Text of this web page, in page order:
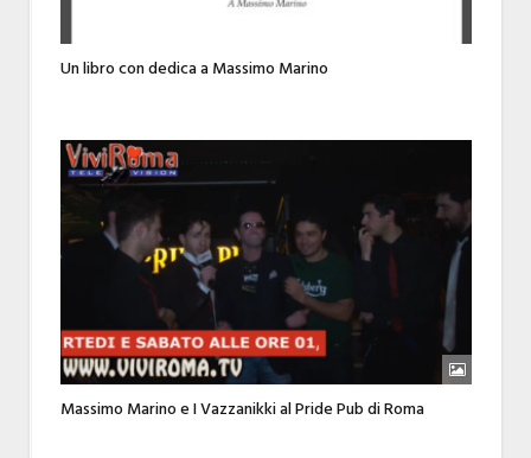
Un libro con dedica a Massimo Marino
Massimo Marino e I Vazzanikki al Pride Pub di Roma